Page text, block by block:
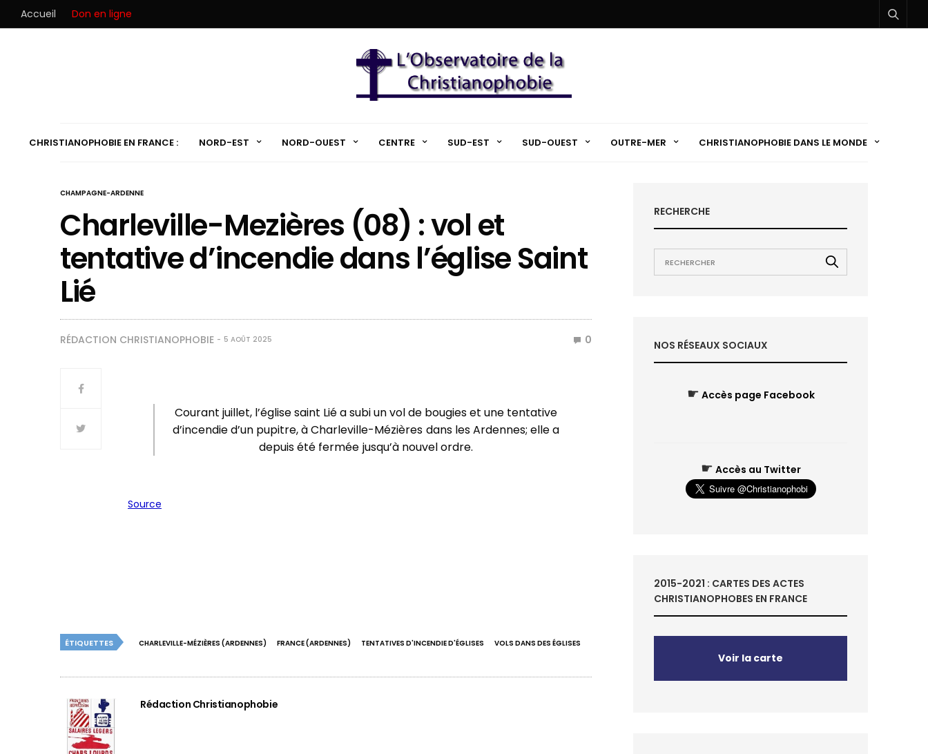
Accueil Don en ligne
CHRISTIANOPHOBIE EN FRANCE : NORD-EST NORD-OUEST CENTRE SUD-EST SUD-OUEST OUTRE-MER CHRISTIANOPHOBIE DANS LE MONDE
CHAMPAGNE-ARDENNE
Charleville-Mezières (08) : vol et
tentative d’incendie dans l’église Saint
Lié
RÉDACTION CHRISTIANOPHOBIE 5 AOÛT 2025 0
Courant juillet, l’église saint Lié a subi un vol de bougies et une tentative
d’incendie d’un pupitre, à Charleville-Mézières dans les Ardennes; elle a
depuis été fermée jusqu’à nouvel ordre.
Source
ÉTIQUETTES CHARLEVILLE-MÉZIÈRES (ARDENNES) FRANCE (ARDENNES) TENTATIVES D'INCENDIE D'ÉGLISES VOLS DANS DES ÉGLISES
Rédaction Christianophobie
RECHERCHE
NOS RÉSEAUX SOCIAUX
☛ Accès page Facebook
☛ Accès au Twitter
2015-2021 : CARTES DES ACTES
CHRISTIANOPHOBES EN FRANCE
Voir la carte